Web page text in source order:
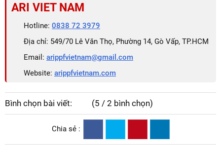
ARI VIET NAM
Hotline: 0838 72 3979
Địa chỉ: 549/70 Lê Văn Thọ, Phường 14, Gò Vấp, TP.HCM
Email: arippfvietnam@gmail.com
Website: arippfvietnam.com
Bình chọn bài viết: (5 / 2 bình chọn)
Chia sẻ :